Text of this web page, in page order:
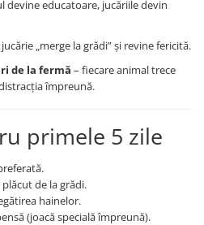
devine educatoare, jucăriile devin
„merge la grădi” și revine fericită.
de la fermă – fiecare animal trece
împreună.
primele 5 zile
de la grădi.
hainelor.
(joacă specială împreună).